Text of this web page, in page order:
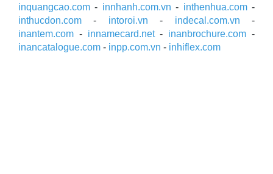
inquangcao.com - innhanh.com.vn - inthenhua.com-
inthucdon.com - intoroi.vn - indecal.com.vn -
inantem.com - innamecard.net- inanbrochure.com -
inancatalogue.com - inpp.com.vn - inhiflex.com